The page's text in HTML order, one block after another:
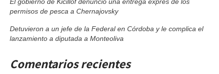
permisos de pesca a Chernajovsky
Detuvieron a un jefe de la Federal en Córdoba y le complica el
lanzamiento a diputada a Monteoliva
Comentarios recientes